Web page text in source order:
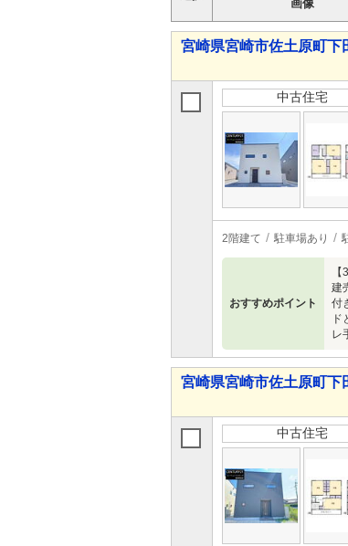
画像
宮崎県宮崎市佐土原町下
中古住宅
2階建て 駐車場あり
おすすめポイント
建
付
レ
宮崎県宮崎市佐土原町下
中古住宅